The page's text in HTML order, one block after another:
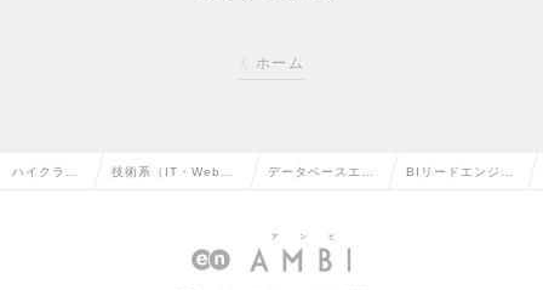
ホーム
ハイクラス 技術系（IT・Web・ データベースエン BIリードエンジニ